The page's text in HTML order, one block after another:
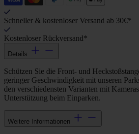
Schneller & kostenloser Versand ab 30€*
Kostenloser Rückversand*
Details
Schützen Sie die Front- und
geringer Geschwindigkeit mit unseren
den verschiedensten Varianten mit
Unterstützung beim Einparken.
Weitere Informationen